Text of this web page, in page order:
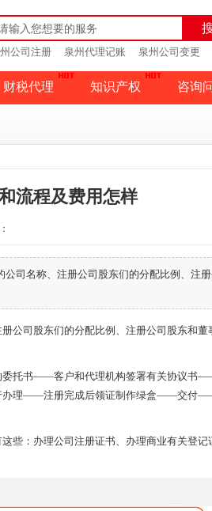
公司注册 泉州代理记账 泉州公司变更
财税代理 知识产权 咨询
流程及费用怎样
司名称、注册公司股东们的分配比例、注册
司股东们的分配比例、注册公司股东和董
托书——客户和代理机构签署有关协议书
办理——注册完成后领证制作绿盒——交付
：办理公司注册证书、办理商业有关登记